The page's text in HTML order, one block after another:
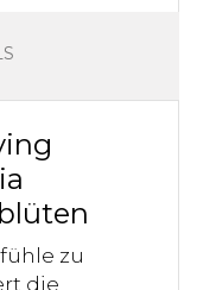
zu
die